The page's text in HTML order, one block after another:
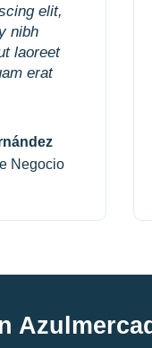
elit,
nibh
laoreet
erat
Negocio